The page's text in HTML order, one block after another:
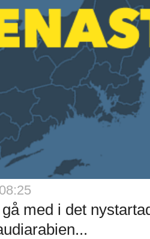
med i det